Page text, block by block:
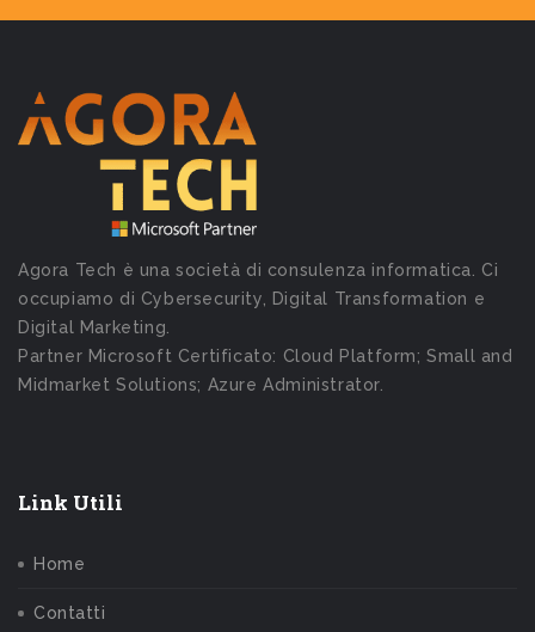
Agora Tech è una società di consulenza informatica. Ci
occupiamo di Cybersecurity, Digital Transformation e
Digital Marketing.
Partner Microsoft Certificato: Cloud Platform; Small and
Midmarket Solutions; Azure Administrator.
Link Utili
Home
Contatti